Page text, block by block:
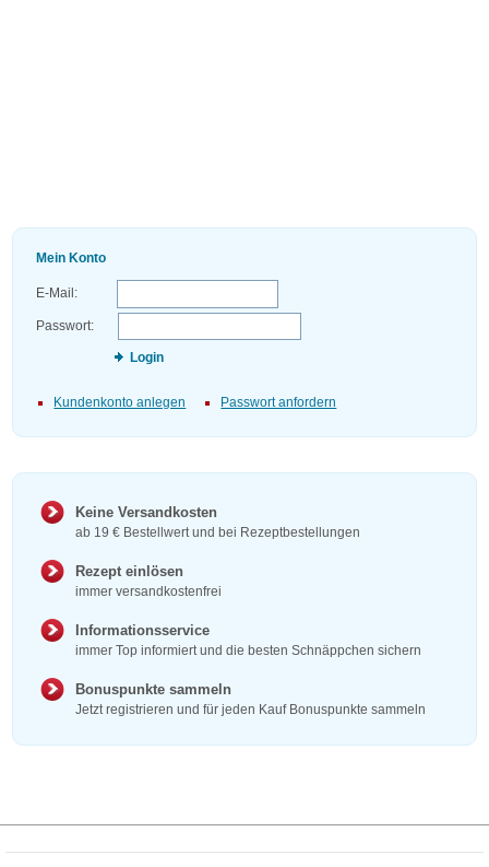
Mein Konto
E-Mail:
Passwort:
Login
Kundenkonto anlegen Passwort anfordern
Keine Versandkosten
ab 19 € Bestellwert und bei Rezeptbestellungen
Rezept einlösen
immer versandkostenfrei
Informationsservice
immer Top informiert und die besten Schnäppchen sichern
Bonuspunkte sammeln
Jetzt registrieren und für jeden Kauf Bonuspunkte sammeln